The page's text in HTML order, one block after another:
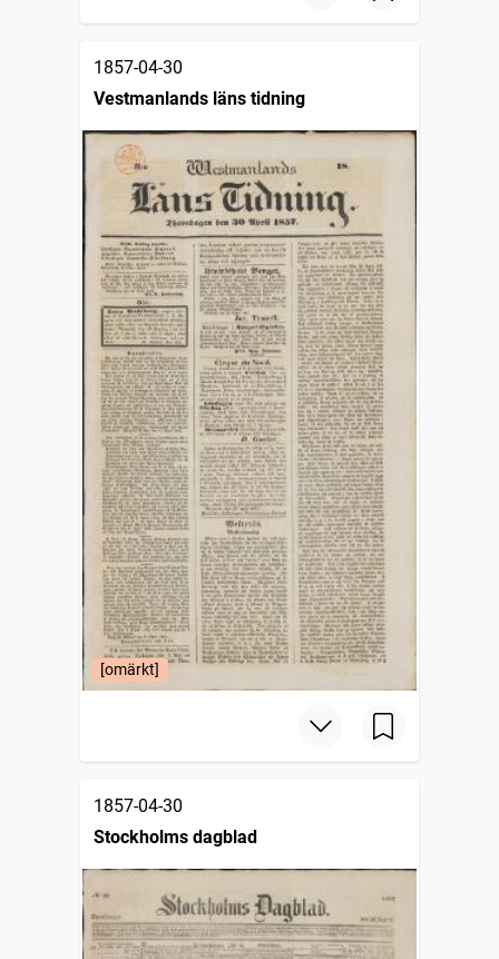
1857-04-30
Vestmanlands läns tidning
[omärkt]
1857-04-30
Stockholms dagblad